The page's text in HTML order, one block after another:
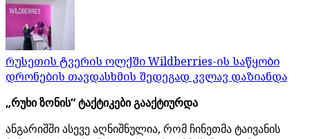
რუსეთის ტვერის ოლქში Wildberries-ის საწყობი
დრონების თავდასხმის შედეგად კვლავ დაზიანდა
„რუხი ზონის“ ტაქტიკები გააქტიურდა
ანგარიშში ასევე აღნიშნულია, რომ ჩინეთმა ტაივანის